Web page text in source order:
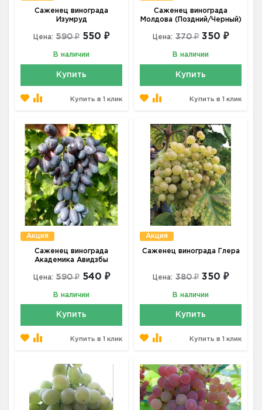
Саженец винограда
Изумруд
Цена: 590 ₽ 550 ₽
В наличии
Купить
Купить в 1 клик
Саженец винограда
Молдова (Поздний/Черный)
Цена: 370 ₽ 350 ₽
В наличии
Купить
Купить в 1 клик
Акция
Саженец винограда
Академика Авидзбы
Цена: 590 ₽ 540 ₽
В наличии
Купить
Купить в 1 клик
Акция
Саженец винограда Глера
Цена: 380 ₽ 350 ₽
В наличии
Купить
Купить в 1 клик